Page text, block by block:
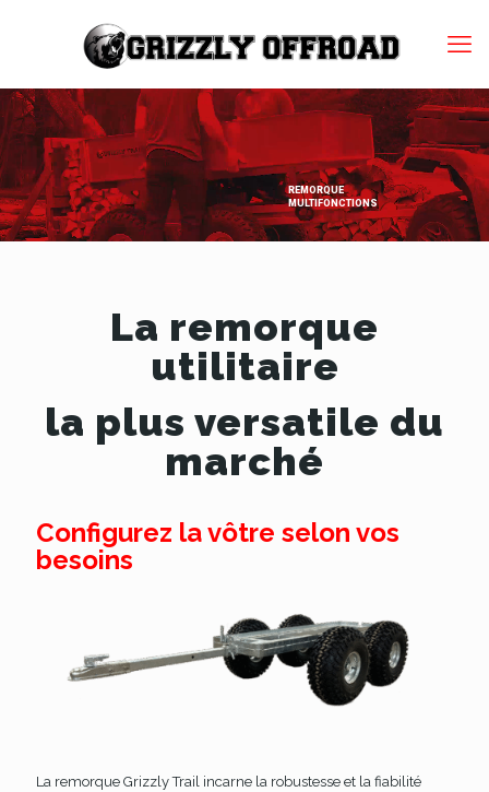
REMORQUE
MULTIFONCTIONS
La remorque
utilitaire
la plus versatile du
marché
Configurez la vôtre selon vos
besoins
La remorque Grizzly Trail incarne la robustesse et la fiabilité